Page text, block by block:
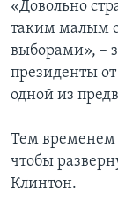
«Довольно
таким малым
выборами», –
президенты
одной из
Тем временем
чтобы
Клинтон.